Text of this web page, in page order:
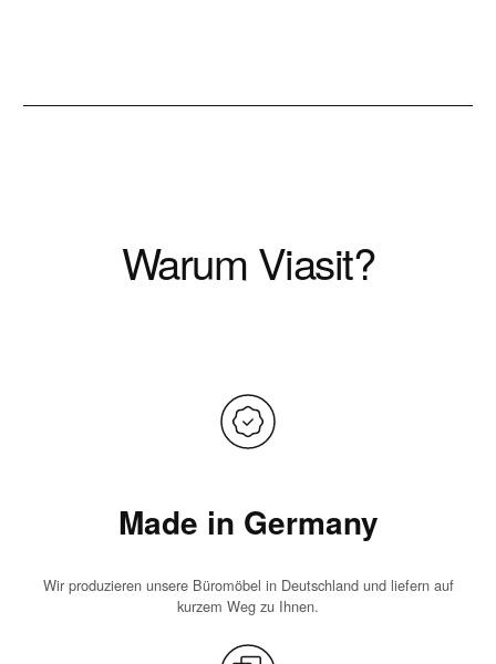
Warum Viasit?
Made in Germany
Wir produzieren unsere Büromöbel in Deutschland und liefern auf
kurzem Weg zu Ihnen.